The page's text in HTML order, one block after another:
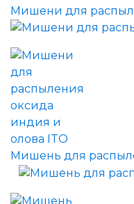
Мишени для
Мишень для